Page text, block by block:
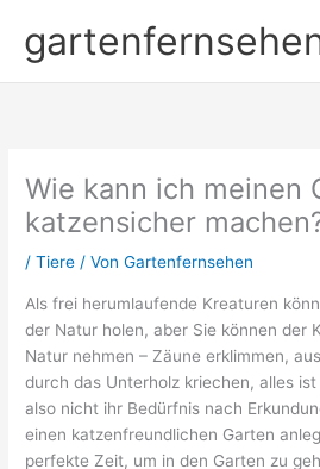
Inhalt
springen
Wie kann ich meinen
katzensicher
/Tiere / VonGartenfernsehen
Als frei herumlaufende Kreaturen
der Natur holen, aber Sie können der
Natur nehmen – Zäune erklimmen,
durch das Unterholz kriechen, alles
also nicht ihr Bedürfnis nach
einen katzenfreundlichen Garten
perfekte Zeit, um in den Garten zu